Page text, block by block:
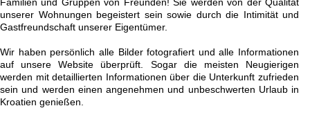
unserer Wohnungen begeistert sein sowie durch die Intimität und
Gastfreundschaft unserer Eigentümer.
Wir haben persönlich alle Bilder fotografiert und alle Informationen
auf unsere Website überprüft. Sogar die meisten Neugierigen
werden mit detaillierten Informationen über die Unterkunft zufrieden
sein und werden einen angenehmen und unbeschwerten Urlaub in
Kroatien genießen.